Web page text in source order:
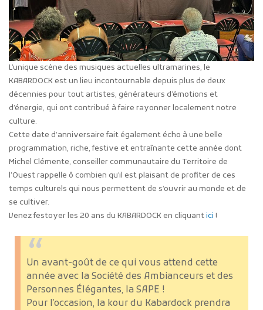
L’unique scène des musiques actuelles ultramarines, le
KABARDOCK est un lieu incontournable depuis plus de deux
décennies pour tout artistes, générateurs d’émotions et
d’énergie, qui ont contribué à faire rayonner localement notre
culture.
Cette date d’anniversaire fait également écho à une belle
programmation, riche, festive et entraînante cette année dont
Michel Clémente, conseiller communautaire du Territoire de
l’Ouest rappelle ô combien qu’il est plaisant de profiter de ces
temps culturels qui nous permettent de s’ouvrir au monde et de
se cultiver.
Venez festoyer les 20 ans du KABARDOCK en cliquantici !
Un avant-goût de ce qui vous attend cette
année avec la Société des Ambianceurs et des
Personnes Élégantes, la SAPE !
Pour l’occasion, la kour du Kabardock prendra